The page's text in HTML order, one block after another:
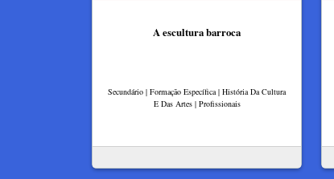
A escultura barroca
Secundário | Formação Específica | História Da Cultura
E Das Artes | Profissionais